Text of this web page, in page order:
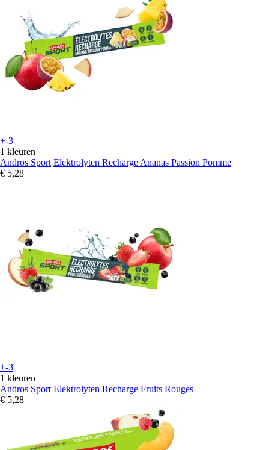
+-3
1 kleuren
Andros Sport Elektrolyten Recharge Ananas Passion Pomme
€ 5,28
+-3
1 kleuren
Andros Sport Elektrolyten Recharge Fruits Rouges
€ 5,28